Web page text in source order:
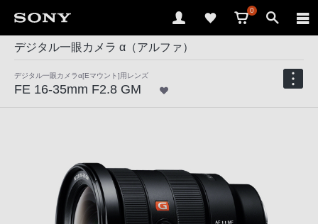
0
デジタル一眼カメラ α（アルファ）
デジタル一眼カメラα[Eマウント]用レンズ
FE 16-35mm F2.8 GM